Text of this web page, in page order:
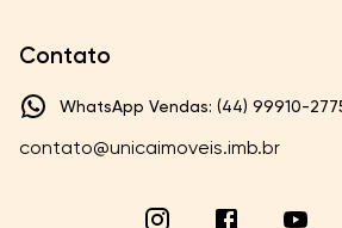
Contato
WhatsApp Vendas: (44) 99910-
contato@unicaimoveis.imb.br